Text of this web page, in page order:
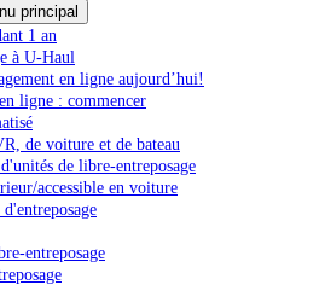
principal
1 an
à U-Haul
en ligne aujourd’hui!
ligne : commencer
de voiture et de bateau
de libre-entreposage
accessible en voiture
entreposage